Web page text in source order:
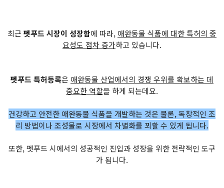
최근 펫푸드 시장이 성장함에 따라, 애완동물 식품에 대한 특허의 중
요성도 점차 증가하고 있습니다.
펫푸드 특허등록은 애완동물 산업에서의 경쟁 우위를 확보하는 데
중요한 역할을 하게 되는데요.
건강하고 안전한 애완동물 식품을 개발하는 것은 물론, 독창적인 조
리 방법이나 조성물로 시장에서 차별화를 꾀할 수 있게 됩니다.
또한, 펫푸드 시에서의 성공적인 진입과 성장을 위한 전략적인 도구
가 됩니다.